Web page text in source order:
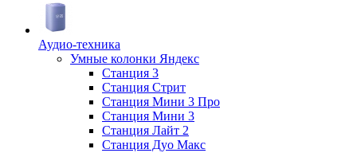
Аудио-техника
Умные колонки Яндекс
Станция 3
Станция Стрит
Станция Мини 3 Про
Станция Мини 3
Станция Лайт 2
Станция Дуо Макс